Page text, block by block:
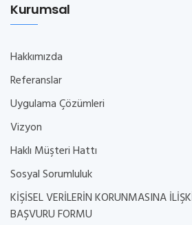
Kurumsal
Hakkımızda
Referanslar
Uygulama Çözümleri
Vizyon
Haklı Müşteri Hattı
Sosyal Sorumluluk
KİŞİSEL VERİLERİN KORUNMASINA
BAŞVURU FORMU